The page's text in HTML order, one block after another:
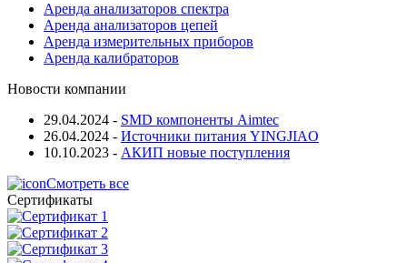
Аренда анализаторов спектра
Аренда анализаторов цепей
Аренда измерительных приборов
Аренда калибраторов
Новости компании
29.04.2024 - SMD компоненты Aimtec
26.04.2024 - Источники питания YINGJIAO
10.10.2023 - АКИП новые поступления
Смотреть все
Сертификаты